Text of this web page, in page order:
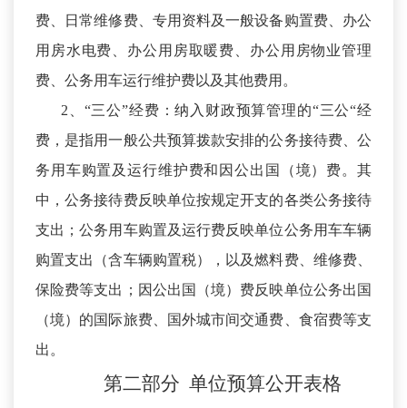
费、日常维修费、专用资料及一般设备购置费、办公
用房水电费、办公用房取暖费、办公用房物业管理
费、公务用车运行维护费以及其他费用。
2、“三公”经费：纳入财政预算管理的“三公“经
费，是指用一般公共预算拨款安排的公务接待费、公
务用车购置及运行维护费和因公出国（境）费。其
中，公务接待费反映单位按规定开支的各类公务接待
支出；公务用车购置及运行费反映单位公务用车车辆
购置支出（含车辆购置税），以及燃料费、维修费、
保险费等支出；因公出国（境）费反映单位公务出国
（境）的国际旅费、国外城市间交通费、食宿费等支
出。
第二部分 单位预算公开表格